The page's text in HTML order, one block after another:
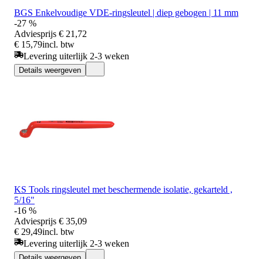
BGS Enkelvoudige VDE-ringsleutel | diep gebogen | 11 mm
-27 %
Adviesprijs € 21,72
€ 15,79incl. btw
Levering uiterlijk 2-3 weken
Details weergeven
KS Tools ringsleutel met beschermende isolatie, gekarteld ,
5/16"
-16 %
Adviesprijs € 35,09
€ 29,49incl. btw
Levering uiterlijk 2-3 weken